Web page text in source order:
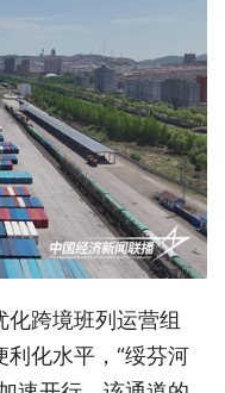
跨境班列运营组
化水平，“绥芬河